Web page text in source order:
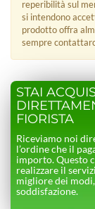
reperibilità sul
si intendono
prodotto offra
sempre
STAI
FIORISTA
Riceviamo noi
l’ordine che il
importo. Questo
realizzare il
migliore dei
soddisfazione.